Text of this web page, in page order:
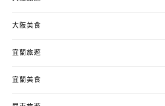
大阪美食
宜蘭旅遊
宜蘭美食